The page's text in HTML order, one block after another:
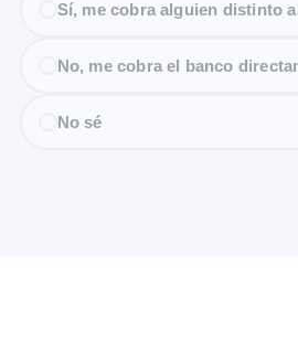
Sí, me cobra alguien distinto
No, me cobra el banco
No sé